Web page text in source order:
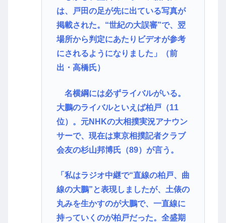
は、戸田の足が先に出ている写真が
掲載された。“世紀の大誤審”で、翌
場所から判定にあたりビデオが参考
にされるようになりました」（前
出・高橋氏）
名横綱には必ずライバルがいる。
大鵬のライバルといえば柏戸（11
位）。元NHKの大相撲実況アナウン
サーで、現在は東京相撲記者クラブ
会友の杉山邦博氏（89）が言う。
「私はラジオ中継で“直線の柏戸、曲
線の大鵬”と表現しましたが、土俵の
丸みを生かすのが大鵬で、一直線に
持っていくのが柏戸だった。全盛期